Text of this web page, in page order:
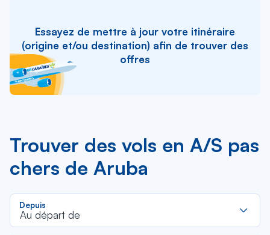
Essayez de mettre à jour votre itinéraire
(origine et/ou destination) afin de trouver des
offres
Trouver des vols en A/S pas
chers de Aruba
Depuis
Au départ de